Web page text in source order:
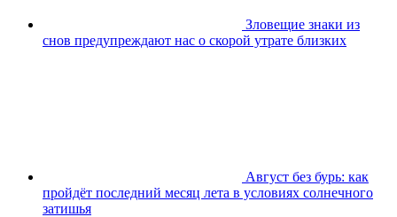
Зловещие знаки из
снов предупреждают нас о скорой утрате близких
Август без бурь: как
пройдёт последний месяц лета в условиях солнечного
затишья